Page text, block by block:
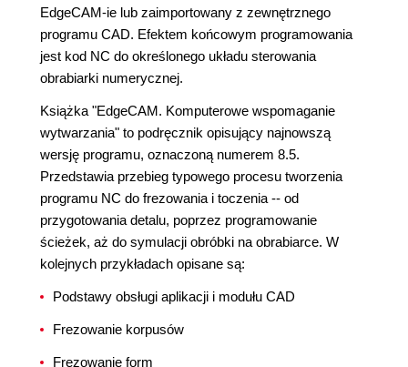
EdgeCAM-ie lub zaimportowany z zewnętrznego
programu CAD. Efektem końcowym programowania
jest kod NC do określonego układu sterowania
obrabiarki numerycznej.
Książka "EdgeCAM. Komputerowe wspomaganie
wytwarzania" to podręcznik opisujący najnowszą
wersję programu, oznaczoną numerem 8.5.
Przedstawia przebieg typowego procesu tworzenia
programu NC do frezowania i toczenia -- od
przygotowania detalu, poprzez programowanie
ścieżek, aż do symulacji obróbki na obrabiarce. W
kolejnych przykładach opisane są:
Podstawy obsługi aplikacji i modułu CAD
Frezowanie korpusów
Frezowanie form